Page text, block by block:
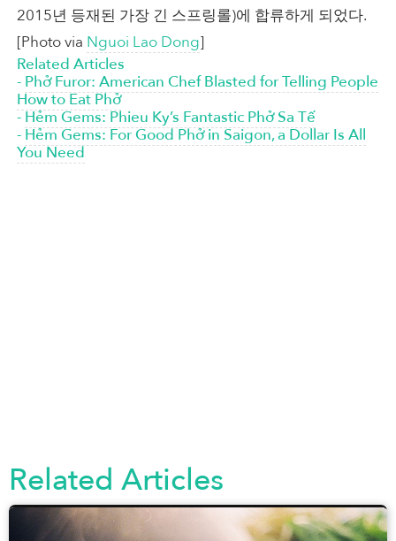
2015년 등재된 가장 긴 스프링롤)에 합류하게 되었다.
[Photo via Nguoi Lao Dong]
Related Articles
- Phở Furor: American Chef Blasted for Telling People
How to Eat Phở
-Hẻm Gems: Phieu Ky’s Fantastic Phở Sa Tế
-Hẻm Gems: For Good Phở in Saigon, a Dollar Is All
You Need
Related Articles